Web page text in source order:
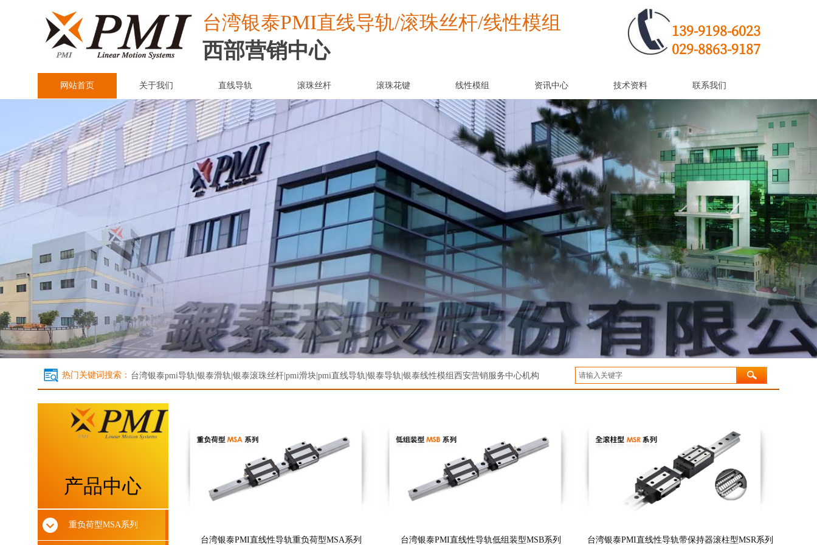
热门关键词搜索： 台湾银泰pmi导轨|银泰滑轨|银泰滚珠丝杆|pmi滑块|pmi直线导轨| 银泰导轨 银泰线性模组 西安营销服务中心机构
台湾银泰PMI直线性导轨重负荷型MSA系列 台湾银泰PMI直线性导轨低组装型MSB系列 台湾银泰PMI直线性导轨带保持器滚柱型MSR系列
产品中心
重负荷型MSA系列
台湾银泰PMI直线导轨/滚珠丝杆/线性模组
西部营销中心
139-9198-6023
029-8863-9187
网站首页 关于我们 直线导轨 滚珠丝杆 滚珠花键 线性模组 资讯中心 技术资料 联系我们